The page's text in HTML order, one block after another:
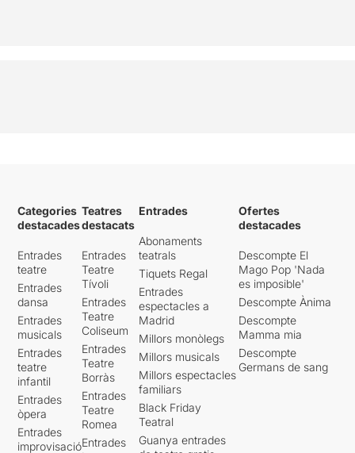
Categories
destacades
Entrades
teatre
Entrades
dansa
Entrades
musicals
Entrades
teatre
infantil
Entrades
òpera
Entrades
improvisació
Teatres
destacats
Entrades
Teatre
Tívoli
Entrades
Teatre
Coliseum
Entrades
Teatre
Borràs
Entrades
Teatre
Romea
Entrades
Entrades
Abonaments
teatrals
Tiquets Regal
Entrades
espectacles a
Madrid
Millors monòlegs
Millors musicals
Millors espectacles
familiars
Black Friday
Teatral
Guanya entrades
Ofertes
destacades
Descompte El
Mago Pop 'Nada
es imposible'
Descompte Ànima
Descompte
Mamma mia
Descompte
Germans de sang